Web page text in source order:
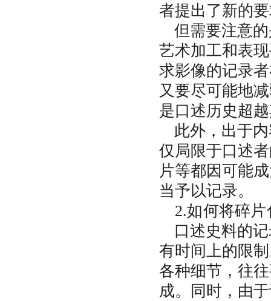
者提出了新的
但需要注意
艺术加工和表
求影像的记录
又要尽可能地
是口述历史超
此外，出于
仅局限于口述
片等都因可能
当予以记录。
2.如何将碎
口述史料的
有时间上的限
各种细节，往
成。同时，由